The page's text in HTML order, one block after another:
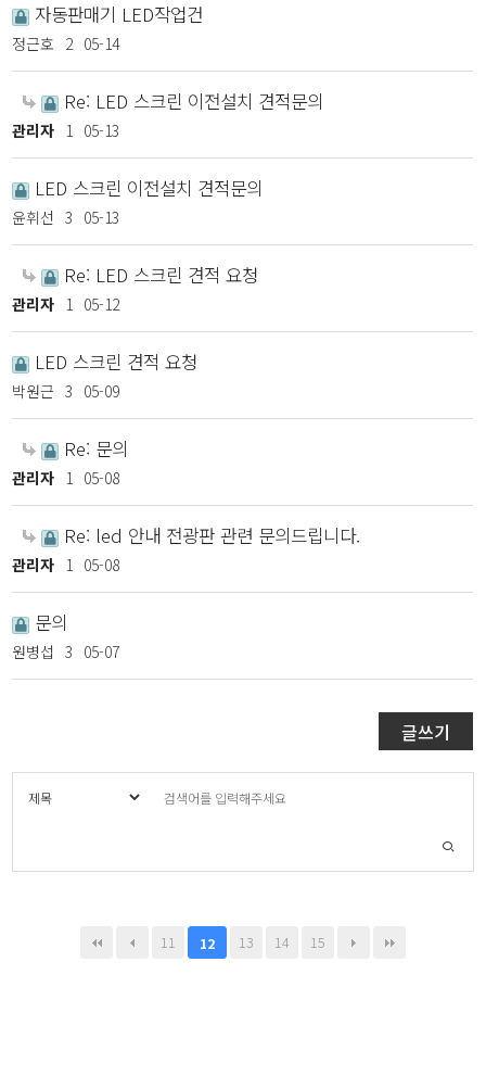
자동판매기 LED작업건
정근호 2 05-14
Re: LED 스크린 이전설치 견적문의
관리자 1 05-13
LED 스크린 이전설치 견적문의
윤휘선 3 05-13
Re: LED 스크린 견적 요청
관리자 1 05-12
LED 스크린 견적 요청
박원근 3 05-09
Re: 문의
관리자 1 05-08
Re: led 안내 전광판 관련 문의드립니다.
관리자 1 05-08
문의
원병섭 3 05-07
글쓰기
11 12 13 14 15